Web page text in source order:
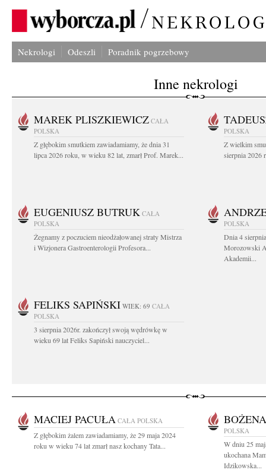
Nekrologi Odeszli Poradnik pogrzebowy
Inne nekrologi
MAREK PLISZKIEWICZ CAŁA
POLSKA
Z głębokim smutkiem zawiadamiamy, że dnia 31
lipca 2026 roku, w wieku 82 lat, zmarł Prof. Marek...
POLSKA
Z wielkim
sierpnia 2026
EUGENIUSZ BUTRUK CAŁA
POLSKA
Żegnamy z poczuciem nieodżałowanej straty Mistrza
i Wizjonera Gastroenterologii Profesora...
POLSKA
Dnia 4
Morozowski
Akademii...
FELIKS SAPIŃSKI WIEK: 69 CAŁA
POLSKA
3 sierpnia 2026r. zakończył swoją wędrówkę w
wieku 69 lat Feliks Sapiński nauczyciel...
MACIEJ PACUŁA CAŁA POLSKA
Z głębokim żalem zawiadamiamy, że 29 maja 2024
roku w wieku 74 lat zmarł nasz kochany Tata...
POLSKA
W dniu 25
ukochana
Idzikowska...